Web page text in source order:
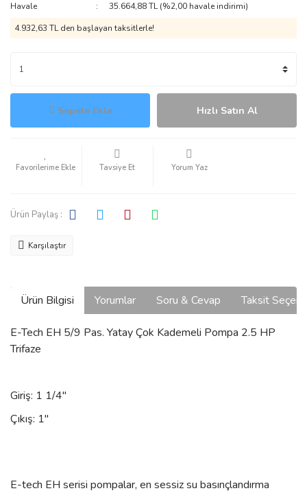
Havale
35.664,88 TL (%2,00 havale indirimi)
4.932,63 TL den başlayan taksitlerle!
Sepete Ekle Hızlı Satın Al
Tavsiye Et Yorum Yaz
Ürün Paylaş :
Karşılaştır
Ürün Bilgisi Yorumlar Soru & Cevap Taksit
E-Tech EH 5/9 Pas. Yatay Çok Kademeli Pompa 2.5 HP
Trifaze
Giriş: 1 1/4''
Çıkış: 1''
E-tech EH serisi pompalar, en sessiz su basınçlandırma